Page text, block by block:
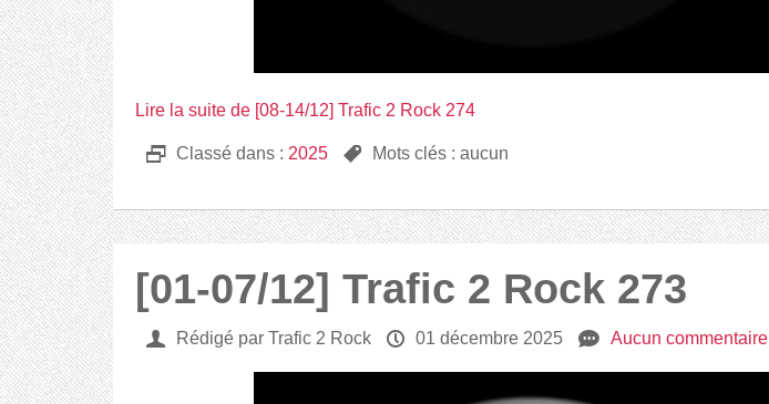
Lire la suite de [08-14/12] Trafic 2 Rock 274
D Classé dans : 2025 , Mots clés : aucun
[01-07/12] Trafic 2 Rock 273
U Rédigé par Trafic 2 Rock P 01 décembre 2025 e Aucun commentaire